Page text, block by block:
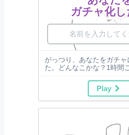
ガチャ化し
がっつり、あなたをガチャ
た。どんなこかな？1時間
Play